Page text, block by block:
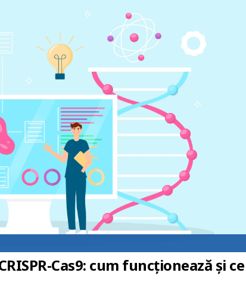
Cas9: cum funcționează și ce